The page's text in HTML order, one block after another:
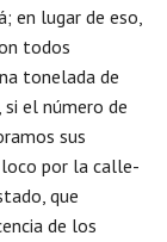
en lugar de eso,
todos
tonelada de
el número de
sus
loco por la calle-
que
de los